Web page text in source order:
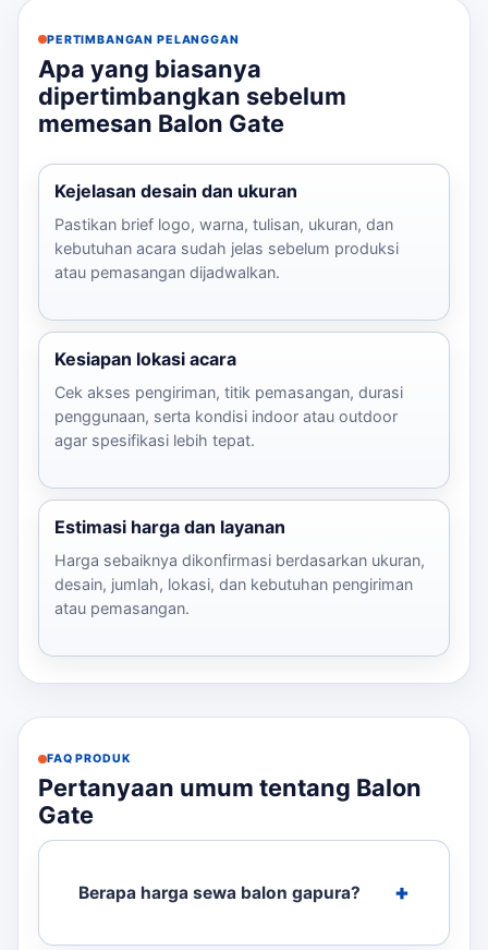
PERTIMBANGAN PELANGGAN
Apa yang biasanya
dipertimbangkan sebelum
memesan Balon Gate
Kejelasan desain dan ukuran
Pastikan brief logo, warna, tulisan, ukuran, dan
kebutuhan acara sudah jelas sebelum produksi
atau pemasangan dijadwalkan.
Kesiapan lokasi acara
Cek akses pengiriman, titik pemasangan, durasi
penggunaan, serta kondisi indoor atau outdoor
agar spesifikasi lebih tepat.
Estimasi harga dan layanan
Harga sebaiknya dikonfirmasi berdasarkan ukuran,
desain, jumlah, lokasi, dan kebutuhan pengiriman
atau pemasangan.
FAQ PRODUK
Pertanyaan umum tentang Balon
Gate
Berapa harga sewa balon gapura?